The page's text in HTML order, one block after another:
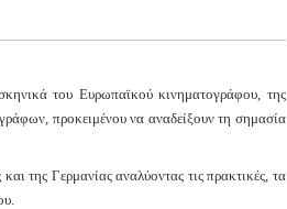
του Ευρωπαϊκού κινηματογράφου, της
προκειμένου να αναδείξουν τη σημασία
της Γερμανίας αναλύοντας τις πρακτικές, τα